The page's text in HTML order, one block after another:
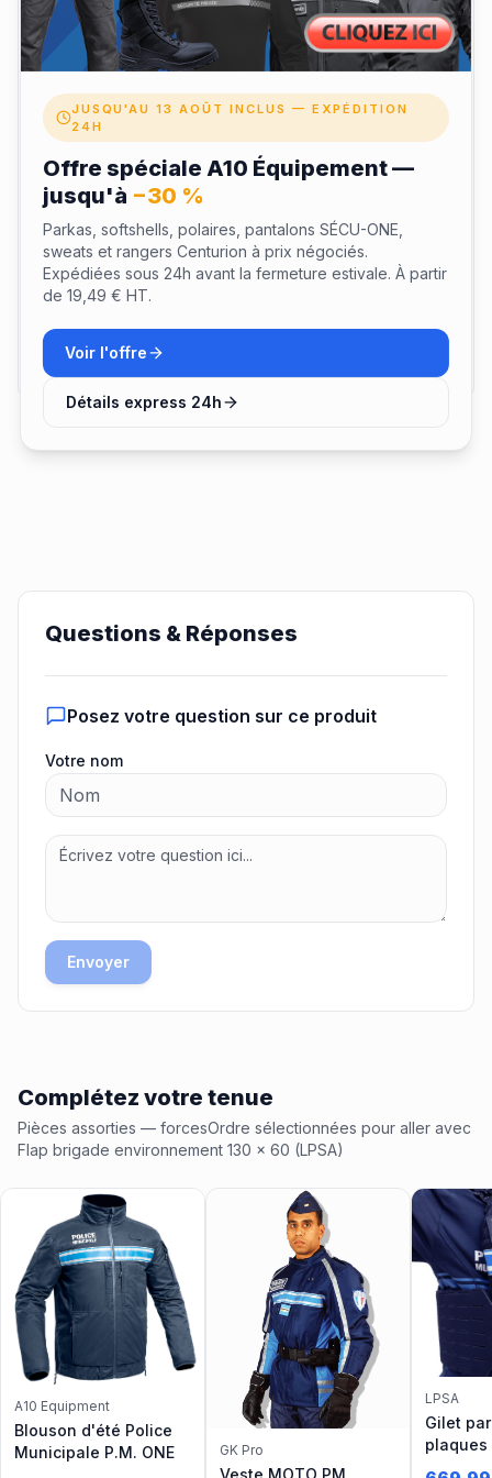
Laisser un avis
Votre nom
Note
Envoyer mon avis
Questions & Réponses
Posez votre question sur ce produit
Votre nom
Envoyer
Complétez votre tenue
Pièces assorties — forcesOrdre sélectionnées pour aller avec
Flap brigade environnement 130 x 60 (LPSA)
A10 Equipment
Blouson d'été Police
Municipale P.M. ONE
GK Pro
Veste MOTO PM
LPSA
Gilet
plaques
JUSQU'AU 13 AOÛT INCLUS — EXPÉDITION
24H
Offre spéciale A10 Équipement —
jusqu'à −30 %
Parkas, softshells, polaires, pantalons SÉCU-ONE,
sweats et rangers Centurion à prix négociés.
Expédiées sous 24h avant la fermeture estivale. À partir
de 19,49 € HT.
Voir l'offre
Détails express 24h